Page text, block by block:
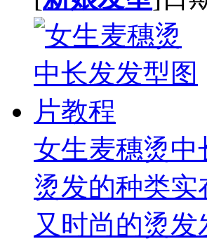
女生麦穗烫
烫发的种类
又时尚的烫